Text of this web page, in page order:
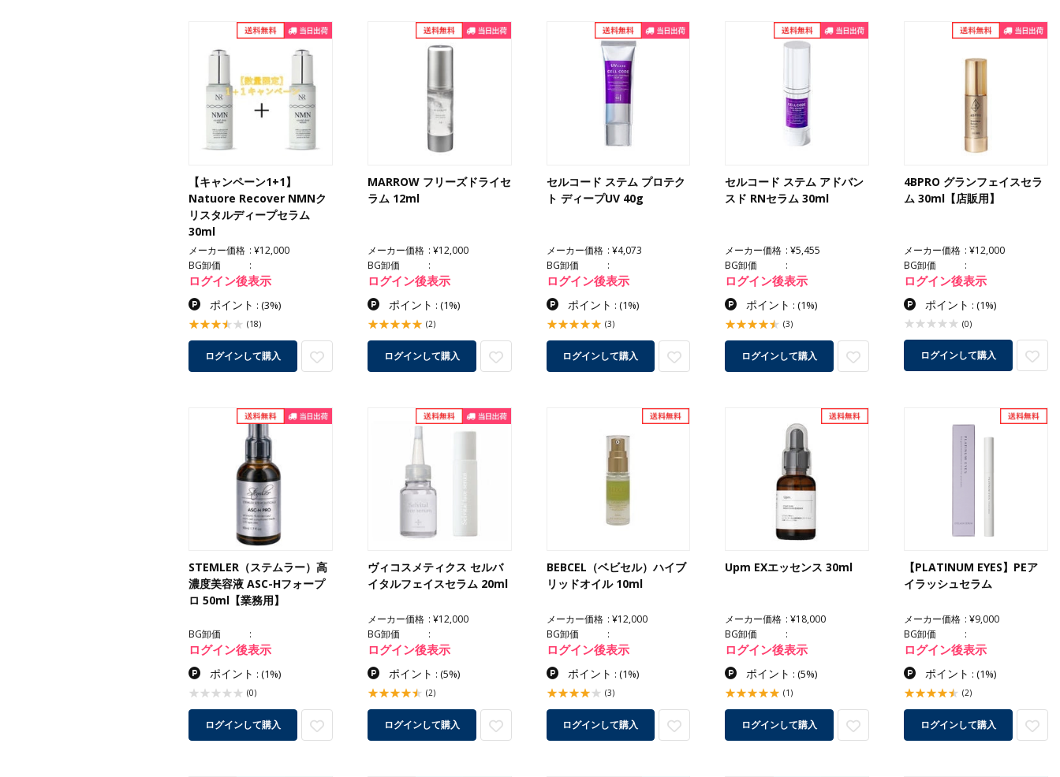
【キャンペーン1+1】
Natuore Recover NMNク
リスタルディープセラム
30ml
メーカー価格
¥12,000
BG卸価
ログイン後表示
ポイント : (3%)
(18)
ログインして購入
MARROW フリーズドライセ
ラム 12ml
メーカー価格
¥12,000
BG卸価
ログイン後表示
ポイント : (1%)
(2)
ログインして購入
セルコード ステム プロテク
ト ディープUV 40g
メーカー価格
¥4,073
BG卸価
ログイン後表示
ポイント : (1%)
(3)
ログインして購入
セルコード ステム アドバン
スド RNセラム 30ml
メーカー価格
¥5,455
BG卸価
ログイン後表示
ポイント :(1%)
(3)
ログインして購入
4BPRO グランフェイスセラ
ム 30ml【店販用】
メーカー価格
¥12,000
BG卸価
ログイン後表示
ポイント :(1%)
(0)
ログインして購入
STEMLER（ステムラー）高
濃度美容液 ASC-Hフォープ
ロ 50ml【業務用】
BG卸価
ログイン後表示
ポイント : (1%)
(0)
ログインして購入
ヴィコスメティクス セルバ
イタルフェイスセラム 20ml
メーカー価格
¥12,000
BG卸価
ログイン後表示
ポイント : (5%)
(2)
ログインして購入
BEBCEL（ベビセル）ハイブ
リッドオイル 10ml
メーカー価格
¥12,000
BG卸価
ログイン後表示
ポイント : (1%)
(3)
ログインして購入
Upm EXエッセンス 30ml
メーカー価格
¥18,000
BG卸価
ログイン後表示
ポイント :(5%)
(1)
ログインして購入
【PLATINUM EYES】PEア
イラッシュセラム
メーカー価格
¥9,000
BG卸価
ログイン後表示
ポイント :(1%)
(2)
ログインして購入